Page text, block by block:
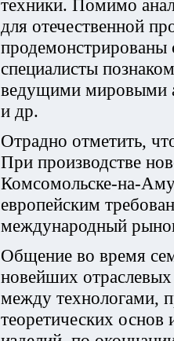
техники. Помимо
для отечественной
продемонстрированы
специалисты
ведущими мировыми
и др.
Отрадно отметить,
При производстве
Комсомольске-на-
европейским
международный
Общение во время
новейших
между технологами,
теоретических основ